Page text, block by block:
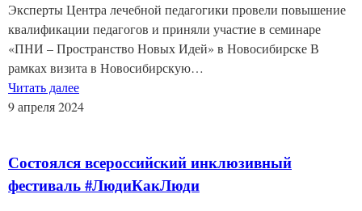
Эксперты Центра лечебной педагогики провели повышение
квалификации педагогов и приняли участие в семинаре
«ПНИ – Пространство Новых Идей» в Новосибирске В
рамках визита в Новосибирскую…
Читать далее
9 апреля 2024
Состоялся всероссийский инклюзивный
фестиваль #ЛюдиКакЛюди